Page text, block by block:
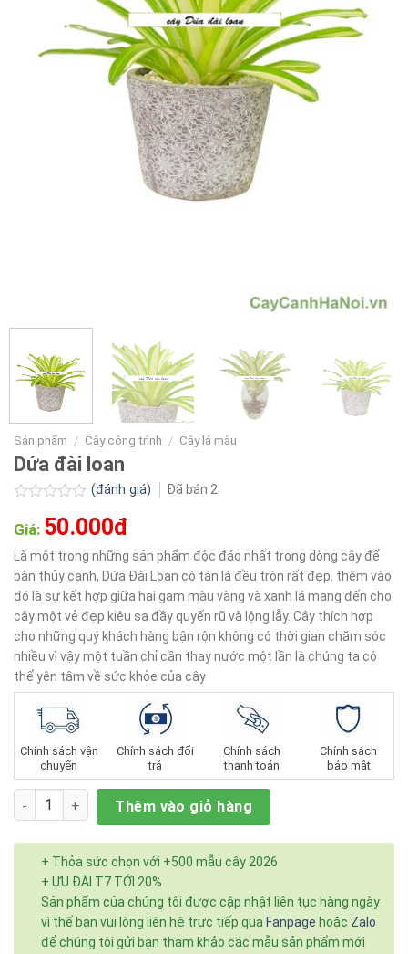
Sản phẩm / Cây công trình / Cây lá màu
Dứa đài loan
xếp
0.0
5
sao
(đánh giá) Đã bán 2
Giá: 50.000đ
Là một trong những sản phẩm độc đáo nhất trong dòng cây để
bàn thủy canh, Dứa Đài Loan có tán lá đều tròn rất đẹp. thêm vào
đó là sự kết hợp giữa hai gam màu vàng và xanh lá mang đến cho
cây một vẻ đẹp kiêu sa đầy quyến rũ và lộng lẫy. Cây thích hợp
cho những quý khách hàng bận rộn không có thời gian chăm sóc
nhiều vì vậy một tuần chỉ cần thay nước một lần là chúng ta có
thể yên tâm về sức khỏe của cây
Chính sách vận
chuyển
Chính sách đổi
trả
Chính sách
thanh toán
Chính sách
bảo mật
Số lượng Thêm vào giỏ hàng
+ Thỏa sức chọn với +500 mẫu cây 2026
+ ƯU ĐÃI T7 TỚI 20%
Sản phẩm của chúng tôi được cập nhật liên tục hàng ngày
vì thế bạn vui lòng liên hệ trực tiếp qua Fanpage hoặc Zalo
để chúng tôi gửi bạn tham khảo các mẫu sản phẩm mới